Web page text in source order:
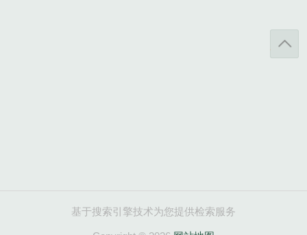
基于搜索引擎技术为您提供检索服务